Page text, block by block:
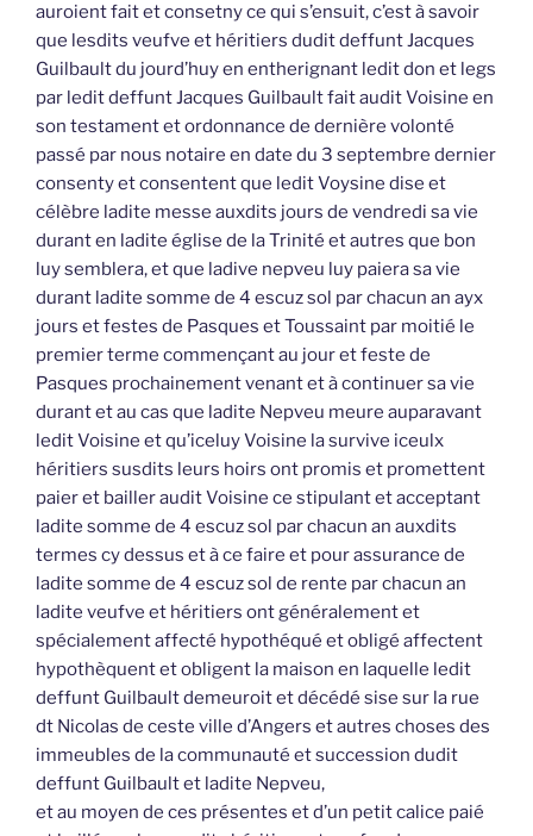
auroient fait et consetny ce qui s’ensuit, c’est à savoir
que lesdits veufve et héritiers dudit deffunt Jacques
Guilbault du jourd’huy en entherignant ledit don et legs
par ledit deffunt Jacques Guilbault fait audit Voisine en
son testament et ordonnance de dernière volonté
passé par nous notaire en date du 3 septembre dernier
consenty et consentent que ledit Voysine dise et
célèbre ladite messe auxdits jours de vendredi sa vie
durant en ladite église de la Trinité et autres que bon
luy semblera, et que ladive nepveu luy paiera sa vie
durant ladite somme de 4 escuz sol par chacun an ayx
jours et festes de Pasques et Toussaint par moitié le
premier terme commençant au jour et feste de
Pasques prochainement venant et à continuer sa vie
durant et au cas que ladite Nepveu meure auparavant
ledit Voisine et qu’iceluy Voisine la survive iceulx
héritiers susdits leurs hoirs ont promis et promettent
paier et bailler audit Voisine ce stipulant et acceptant
ladite somme de 4 escuz sol par chacun an auxdits
termes cy dessus et à ce faire et pour assurance de
ladite somme de 4 escuz sol de rente par chacun an
ladite veufve et héritiers ont généralement et
spécialement affecté hypothéqué et obligé affectent
hypothèquent et obligent la maison en laquelle ledit
deffunt Guilbault demeuroit et décédé sise sur la rue
dt Nicolas de ceste ville d’Angers et autres choses des
immeubles de la communauté et succession dudit
deffunt Guilbault et ladite Nepveu,
et au moyen de ces présentes et d’un petit calice paié